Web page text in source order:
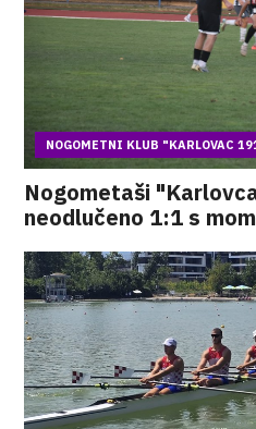
NOGOMETNI KLUB "KARLOVAC
Nogometaši
neodlučeno 1:1 s